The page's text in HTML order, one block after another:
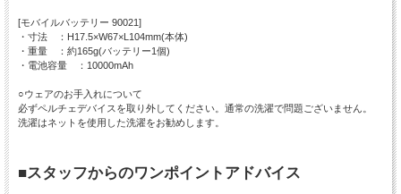
[モバイルバッテリー 90021]
・寸法 ：H17.5×W67×L104mm(本体)
・重量 ：約165g(バッテリー1個)
・電池容量 ：10000mAh
○ウェアのお手入れについて
必ずペルチェデバイスを取り外してください。通常の洗濯で問題ございません。
洗濯はネットを使用した洗濯をお勧めします。
■スタッフからのワンポイントアドバイス